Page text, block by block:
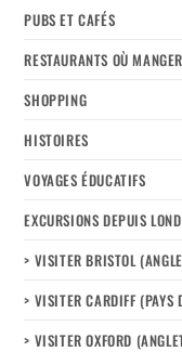
PUBS ET CAFÉS
RESTAURANTS OÙ
SHOPPING
HISTOIRES
VOYAGES ÉDUCATIFS
EXCURSIONS DEPUIS
> VISITER BRISTOL
> VISITER CARDIFF (PAYS
> VISITER OXFORD